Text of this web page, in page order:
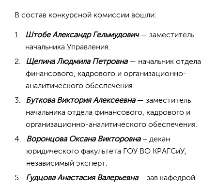
В состав конкурсной комиссии вошли:
Штобе Александр Гельмудович— заместитель
начальника Управления.
Щепина Людмила Петровна— начальник отдела
финансового, кадрового и организационно-
аналитического обеспечения.
Буткова Виктория Алексеевна— заместитель
начальника отдела финансового, кадрового и
организационно-аналитического обеспечения.
Воронцова Оксана Викторовна– декан
юридического факультета ГОУ ВО КРАГСиУ,
независимый эксперт.
Гудцова Анастасия Валерьевна– зав.кафедрой